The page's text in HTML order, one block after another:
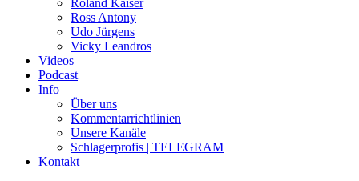
Roland Kaiser
Ross Antony
Udo Jürgens
Vicky Leandros
Videos
Podcast
Info
Über uns
Kommentarrichtlinien
Unsere Kanäle
Schlagerprofis | TELEGRAM
Kontakt